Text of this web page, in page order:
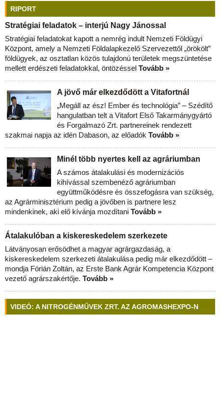
RIPORT
Stratégiai feladatok – interjú Nagy Jánossal
Stratégiai feladatokat kapott a nemrég indult Nemzeti Földügyi
Központ, amely a Nemzeti Földalapkezelő Szervezettől „örökölt”
földügyek, az osztatlan közös tulajdonú területek megszüntetése
mellett erdészeti feladatokkal, öntözéssel Tovább »
A jövő már elkezdődött a Vitafortnál
„Megáll az ész! Ember és technológia” – Szédítő
hangulatban telt a Vitafort Első Takarmánygyártó
és Forgalmazó Zrt. partnereinek rendezett
szakmai napja az idén Dabason, az előadók Tovább »
Minél több nyertes kell az agráriumban
A számos átalakulási és modernizációs
kihívással szembenéző agráriumban
együttműködésre és összefogásra van szükség,
az Agrárminisztérium pedig a jövőben is partnere lesz
mindenkinek, aki elő kívánja mozdítani Tovább »
Átalakulóban a kiskereskedelem szerkezete
Látványosan erősödhet a magyar agrárgazdaság, a
kiskereskedelem szerkezeti átalakulása pedig már elkezdődött –
mondja Fórián Zoltán, az Erste Bank Agrár Kompetencia Központ
vezető agrárszakértője. Tovább »
VIDEÓ: A NITROGÉNMŰVEK ZRT. AZ AGROMASHEXPO-N